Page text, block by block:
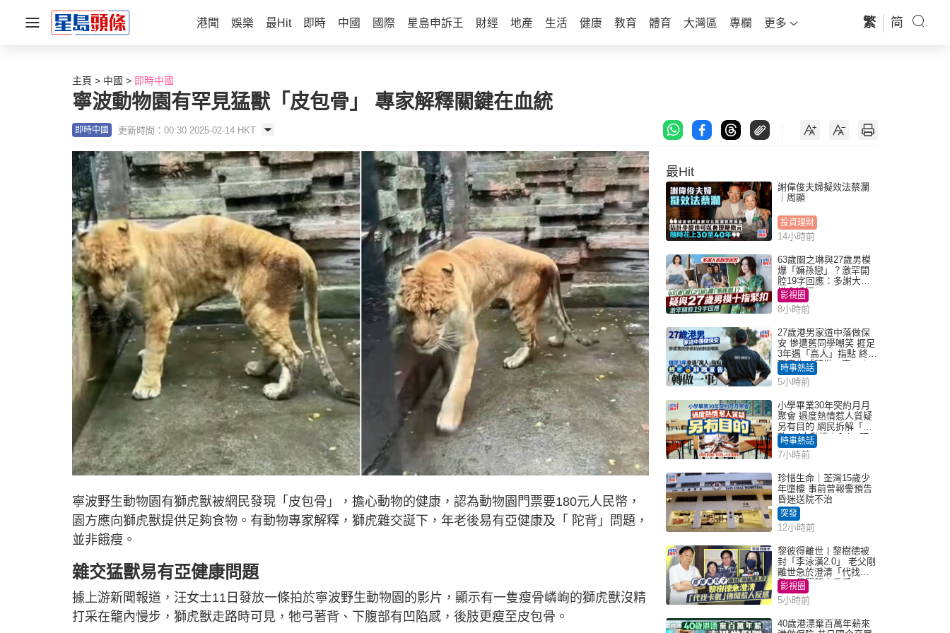
港聞 娛樂 最Hit 即時 中國 國際 星島申訴王 財經 地產 生活 健康 教育 體育 大灣區 專欄 更多 繁 简
主頁 中國 即時中國
寧波動物園有罕見猛獸「皮包骨」 專家解釋關鍵在血統
即時中國 更新時間：00:30 2025-02-14 HKT
寧波野生動物園有獅虎獸被網民發現「皮包骨」，擔心動物的健康，認為動物園門票要180元人民幣，
園方應向獅虎獸提供足夠食物。有動物專家解釋，獅虎雜交誕下，年老後易有亞健康及「 陀背」問題，
並非餓瘦。
雜交猛獸易有亞健康問題
據上游新聞報道，汪女士11日發放一條拍於寧波野生動物園的影片，顯示有一隻瘦骨嶙峋的獅虎獸沒精
打采在籠內慢步，獅虎獸走路時可見，牠弓著背、下腹部有凹陷感，後肢更瘦至皮包骨。
最Hit
謝偉俊夫婦擬效法蔡瀾
｜周顯
投資理財
14小時前
63歲關之琳與27歲男模
爆「嫲孫戀」？激罕開
腔19字回應：多謝大家
掛念近況
影視圈
8小時前
27歲港男家道中落做保
安 慘遭舊同學嘲笑 捱足
3年遇「高人」指點 終辭
職宣告「轉做一事」｜
Juicy叮
時事熱話
5小時前
小學畢業30年突約月月
聚會 過度熱情惹人質疑
另有目的 網民拆解「扮
熟」4大動機｜Juicy叮
時事熱話
7小時前
珍惜生命｜荃灣15歲少
年墮樓 事前曾報警預告
昏迷送院不治
突發
12小時前
黎彼得離世丨黎樹德被
封「李泳漢2.0」 老父剛
離世急於澄清「代找卡
數」傳聞惹人反感
影視圈
5小時前
40歲港漂棄百萬年薪來